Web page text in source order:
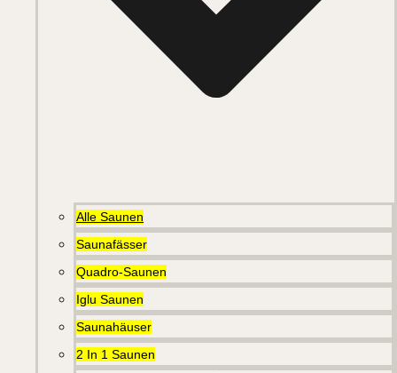
Alle Saunen
Saunafässer
Quadro-Saunen
Iglu Saunen
Saunahäuser
2 In 1 Saunen